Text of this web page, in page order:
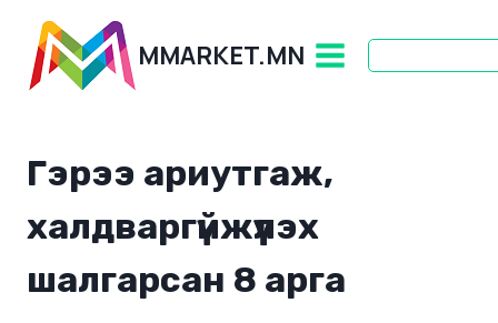
content
MMARKET.MN
Гэрээ ариутгаж,
халдваргүйжүүлэх
шалгарсан 8 арга